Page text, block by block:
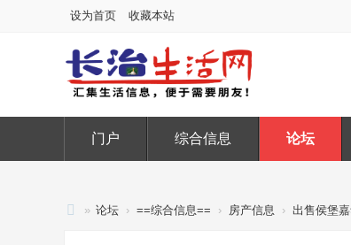
设为首页 收藏本站
门户 综合信息 论坛
» 论坛 › ==综合信息== › 房产信息 › 出售侯堡